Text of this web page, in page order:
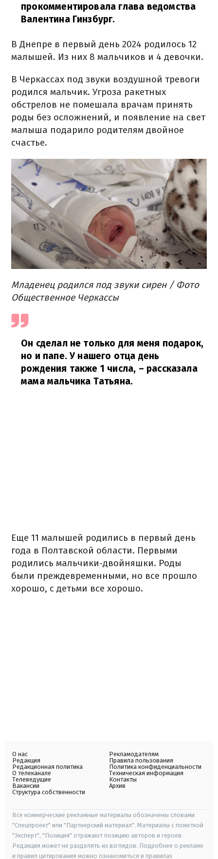
прокомментировала глава ведомства
Валентина Гинзбург.
В Днепре в первый день 2024 родилось 12
малышей. Из них 8 мальчиков и 4 девочки.
В Черкассах под звуки воздушной тревоги
родился мальчик. Угроза ракетных
обстрелов не помешала врачам принять
роды без осложнений, и появление на свет
малыша подарило родителям двойное
счастье.
Младенец родился под звуки сирен / Фото
Общественное Черкассы
Он сделал не только для меня подарок,
но и папе. У нашего отца день
рождения также 1 числа, – рассказала
мама мальчика Татьяна.
Еще 11 малышей родились в первый день
года в Полтавской области. Первыми
родились мальчики-двойняшки. Роды
были преждевременными, но все прошло
хорошо, с детьми все хорошо.
О нас
Редакция
Редакционная политика
О телеканале
Телеведущие
Вакансии
Структура собственности
Рекламодателям
Правила пользования
Политика конфиденциальности
Техническая информация
Контакты
Архив
Все коммерческие рекламные материалы обозначены словами
"Спецпроект" или "Партнерский материал". Материалы с пометкой
"Эксперт", "Позиция" отражают позицию авторов и героев.
Редакция может не разделять их взглядов. Подробнее о рекламе
и правил цитирования можно ознакомиться в правилах